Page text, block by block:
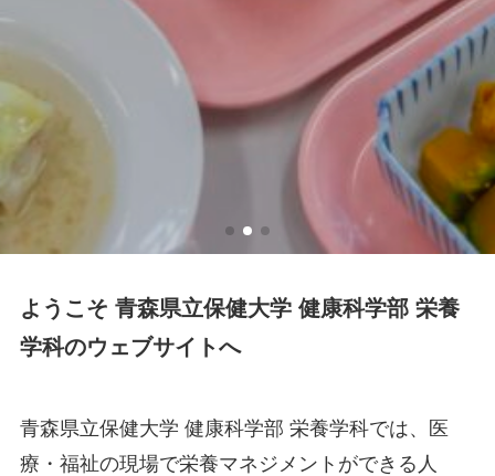
ようこそ 青森県立保健大学 健康科学部 栄養
学科のウェブサイトへ
青森県立保健大学 健康科学部 栄養学科では、医
療・福祉の現場で栄養マネジメントができる人